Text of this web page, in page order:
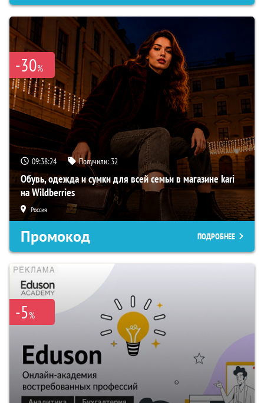
-30%
09:38:23 Получили: 32
Обувь, одежда и сумки для всей семьи в магазине kari
на Wildberries
Россия
Промокод ПОДРОБНЕЕ
-5%